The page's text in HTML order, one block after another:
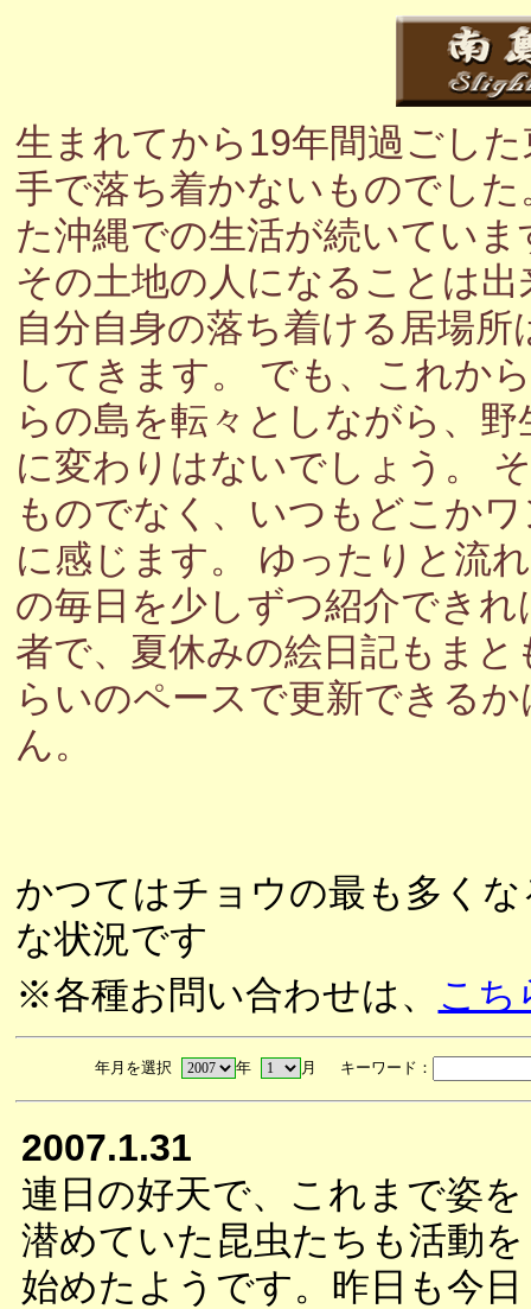
生まれてから19年間過ごし
手で落ち着かないものでし
た沖縄での生活が続いてい
その土地の人になることは
自分自身の落ち着ける居場
してきます。 でも、これか
らの島を転々としながら、
に変わりはないでしょう。
ものでなく、いつもどこか
に感じます。 ゆったりと流
の毎日を少しずつ紹介でき
者で、夏休みの絵日記もま
らいのペースで更新できる
ん。
かつてはチョウの最も多く
な状況です
※各種お問い合わせは、 こち
年月を選択 年 月 キーワード：
2007.1.31
連日の好天で、これまで姿を
潜めていた昆虫たちも活動を
始めたようです。昨日も今日